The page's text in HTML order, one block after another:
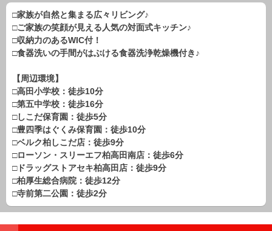
□家族が自然と集まる広々リビング♪
□ご家族の笑顔が見える人気の対面式キッチン♪
□収納力のあるWIC付！
□食器洗いの手間がはぶける食器洗浄乾燥機付き♪
【周辺環境】
□高田小学校：徒歩10分
□第五中学校：徒歩16分
□しこだ保育園：徒歩5分
□豊四季はぐくみ保育園：徒歩10分
□ベルク柏しこだ店：徒歩9分
□ローソン・スリーエフ柏高田南店：徒歩6分
□ドラッグストアセキ柏高田店：徒歩9分
□柏厚生総合病院：徒歩12分
□寺前第二公園：徒歩2分
売却査定 会社案内
お問い合わせ サイトマップ
プライバシーポリシー
物件検索
新築一戸建
エリアから探す
路線から探す
中古一戸建
エリアから探す
路線から探す
マンション